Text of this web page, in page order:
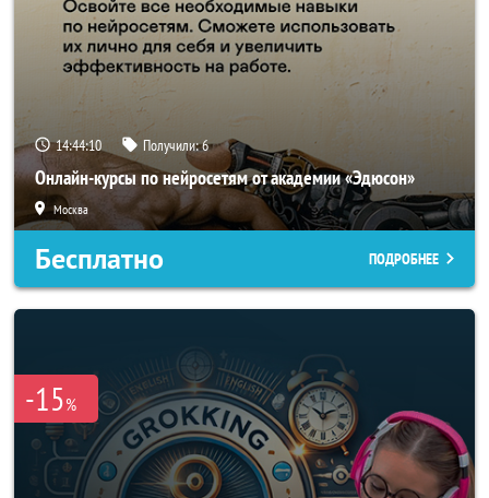
14:44:08 Получили:6
Онлайн-курсы по нейросетям от академии «Эдюсон»
Москва
Бесплатно ПОДРОБНЕЕ
-15%